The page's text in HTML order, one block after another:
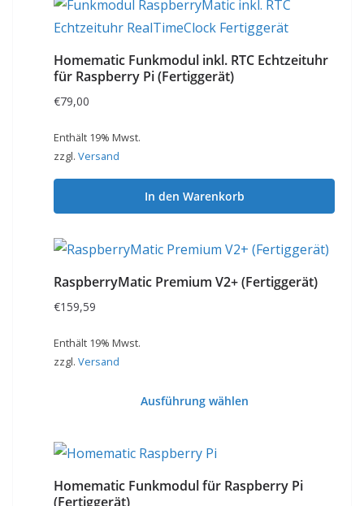
Homematic Funkmodul inkl. RTC Echtzeituhr
für Raspberry Pi (Fertiggerät)
€79,00
Enthält 19% Mwst.
zzgl. Versand
In den Warenkorb
RaspberryMatic Premium V2+ (Fertiggerät)
€159,59
Enthält 19% Mwst.
zzgl. Versand
Ausführung wählen
Produkt
mehrere
Homematic Funkmodul für Raspberry Pi
(Fertiggerät)